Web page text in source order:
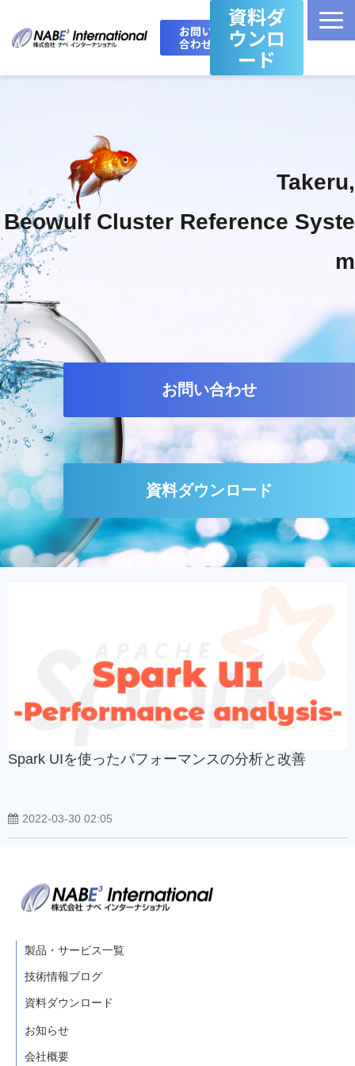
お問い
合わせ
資料ダ
ウンロ
ード
製品・サービス一覧
Takeru Boost 技術情報ブログ
会社概要
お問い合わせ
Takeru,
Beowulf Cluster Reference Syste
m
お問い合わせ
資料ダウンロード
Spark UIを使ったパフォーマンスの分析と改善
2022-03-30 02:05
製品・サービス一覧
技術情報ブログ
資料ダウンロード
お知らせ
会社概要